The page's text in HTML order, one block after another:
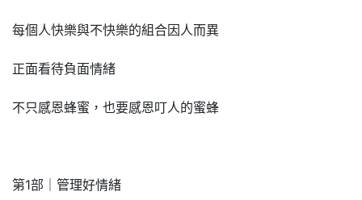
每個人快樂與不快樂的組合因人而異
正面看待負面情緒
不只感恩蜂蜜，也要感恩叮人的蜜蜂
第1部｜管理好情緒